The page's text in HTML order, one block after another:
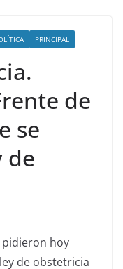
PRINCIPAL
de
se
de
pidieron hoy
de obstetricia